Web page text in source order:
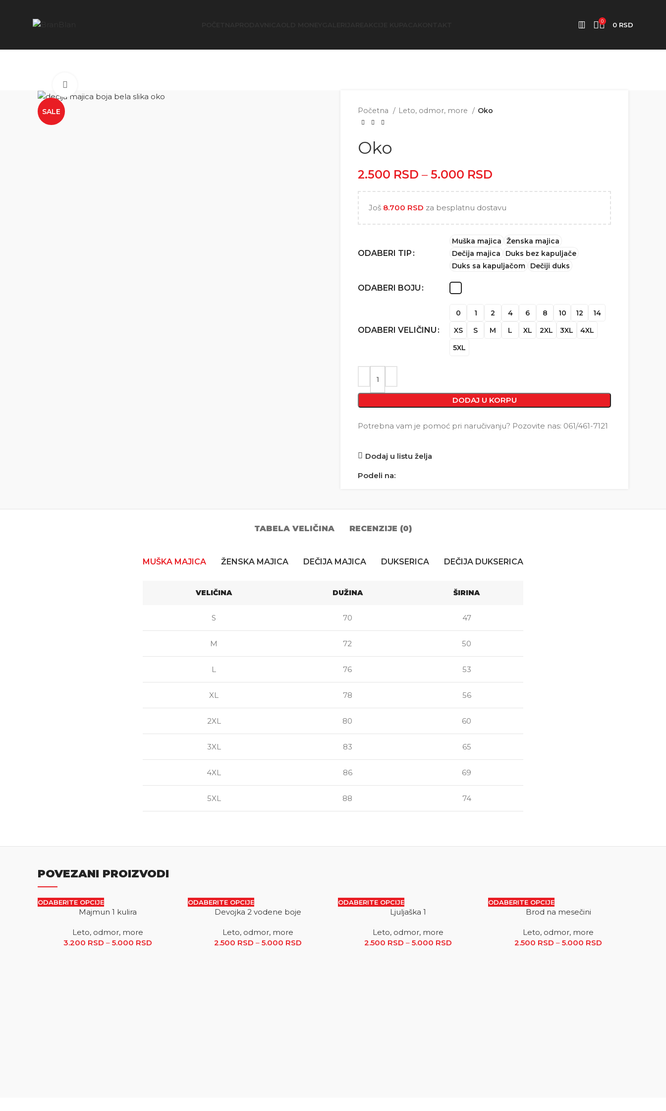
0 0 RSD
SALE Početna Leto, odmor, more Oko
Oko
2.500 RSD – 5.000 RSD
2.500 RSD do 5.000 RSD
Još 8.700 RSD za besplatnu dostavu
ODABERI TIP
Muška majica
Ženska majica
Dečija majica
Duks bez kapuljače
Duks sa kapuljačom
Dečiji duks
ODABERI BOJU
ODABERI VELIČINU
0 1 2 4 6 8 10 12
14
XS
S M L XL 2XL 3XL
4XL
5XL
DODAJ U KORPU
Potrebna vam je pomoć pri naručivanju? Pozovite nas: 061/461-7121
Dodaj u listu želja
Podeli na:
TABELA VELIČINA RECENZIJE (0)
MUŠKA MAJICA ŽENSKA MAJICA DEČIJA MAJICA DUKSERICA DEČIJA DUKSERICA
VELIČINA DUŽINA ŠIRINA
S 70 47
M 72 50
L 76 53
XL 78 56
2XL 80 60
3XL 83 65
4XL 86 69
5XL 88 74
POVEZANI PROIZVODI
ODABERITE OPCIJE
Majmun 1 kulira
Leto, odmor, more
3.200 RSD – 5.000 RSD Raspon cena: od 3.200 RSD do 5.000 RSD
ODABERITE OPCIJE
Devojka 2 vodene boje
Leto, odmor, more
2.500 RSD – 5.000 RSD Raspon cena: od 2.500 RSD do 5.000 RSD
ODABERITE OPCIJE
Ljuljaška 1
Leto, odmor, more
2.500 RSD – 5.000 RSD Raspon cena: od 2.500 RSD do 5.000 RSD
ODABERITE OPCIJE
Brod na mesečini
Leto, odmor, more
2.500 RSD – 5.000 RSD